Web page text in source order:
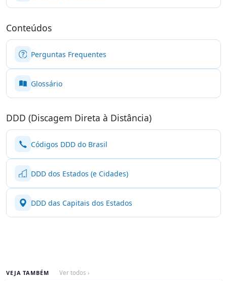
Conteúdos
Perguntas Frequentes
Glossário
DDD (Discagem Direta à Distância)
Códigos DDD do Brasil
DDD dos Estados (e Cidades)
DDD das Capitais dos Estados
VEJA TAMBÉM Ver todos ›